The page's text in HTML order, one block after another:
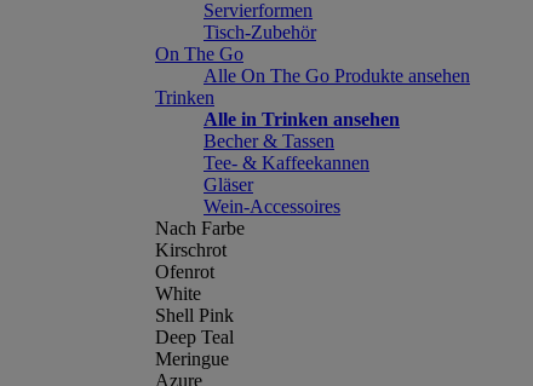
Servierformen
Tisch-Zubehör
On The Go
Alle On The Go Produkte ansehen
Trinken
Alle in Trinken ansehen
Becher & Tassen
Tee- & Kaffeekannen
Gläser
Wein-Accessoires
Nach Farbe
Kirschrot
Ofenrot
White
Shell Pink
Deep Teal
Meringue
Azure